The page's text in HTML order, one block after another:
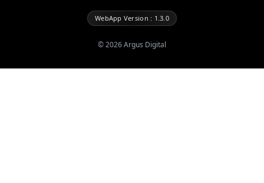
WebApp Version : 1.3.0
©2026Argus Digital